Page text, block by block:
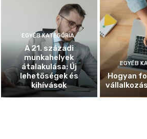
EGYÉB KATEGÓRIA
A 21. századi
munkahelyek
átalakulása: Új
lehetőségek és
kihívások
EGYÉB
Hogyan